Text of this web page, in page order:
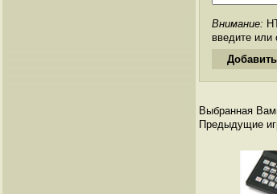
Внимание:
введите или
Выбранная
Предыдущие